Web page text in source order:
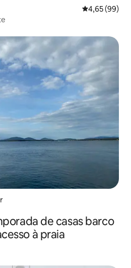
4,65 de uma
4,65 (99)
de casas barco
à praia